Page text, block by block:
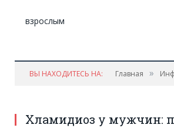
ВЫ НАХОДИТЕСЬ НА: Главная »
Хламидиоз у мужчин: